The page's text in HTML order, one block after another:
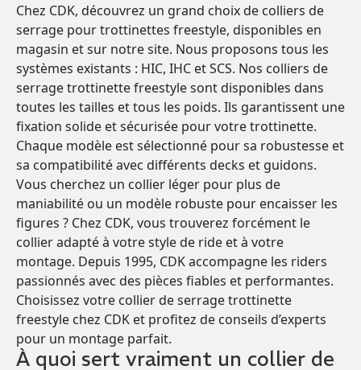
Chez CDK, découvrez un grand choix de colliers de
serrage pour trottinettes freestyle, disponibles en
magasin et sur notre site. Nous proposons tous les
systèmes existants : HIC, IHC et SCS. Nos colliers de
serrage trottinette freestyle sont disponibles dans
toutes les tailles et tous les poids. Ils garantissent une
fixation solide et sécurisée pour votre trottinette.
Chaque modèle est sélectionné pour sa robustesse et
sa compatibilité avec différents decks et guidons.
Vous cherchez un collier léger pour plus de
maniabilité ou un modèle robuste pour encaisser les
figures ? Chez CDK, vous trouverez forcément le
collier adapté à votre style de ride et à votre
montage. Depuis 1995, CDK accompagne les riders
passionnés avec des pièces fiables et performantes.
Choisissez votre collier de serrage trottinette
freestyle chez CDK et profitez de conseils d’experts
pour un montage parfait.
À quoi sert vraiment un collier de